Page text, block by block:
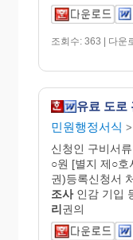
조회수: 363 | 다운
민원행정서식 >
신청인 구비서
○원 [별지 제○호
권)등록신청서
조사인감 기입
리권의